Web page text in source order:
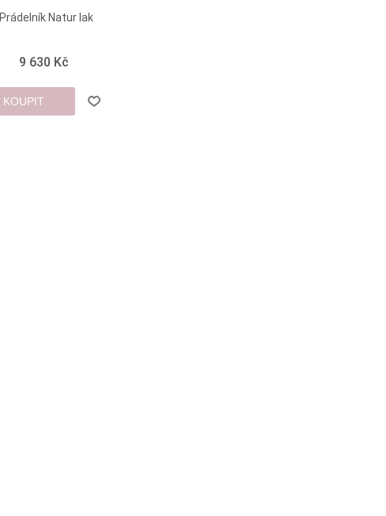
Prádelník Natur lak
9 630 Kč
KOUPIT